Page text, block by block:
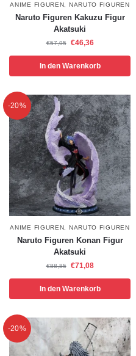
ANIME FIGUREN NARUTO FIGUREN
Naruto Figuren Kakuzu Figur
Akatsuki
€57,95 €46,36
In den Warenkorb
-20%
ANIME FIGUREN NARUTO FIGUREN
Naruto Figuren Konan Figur
Akatsuki
€88,85 €71,08
In den Warenkorb
-20%